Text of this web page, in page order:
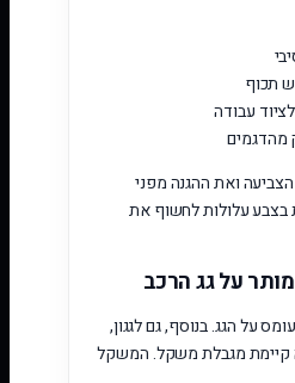
תכוף
עבודה
מהדגמים
ואת ההגנה מפני
בצבע עלולות לחשוף את
על גג הרכב
על הגג. בנוסף, גם לגגון,
קיימת מגבלת משקל. המשקל